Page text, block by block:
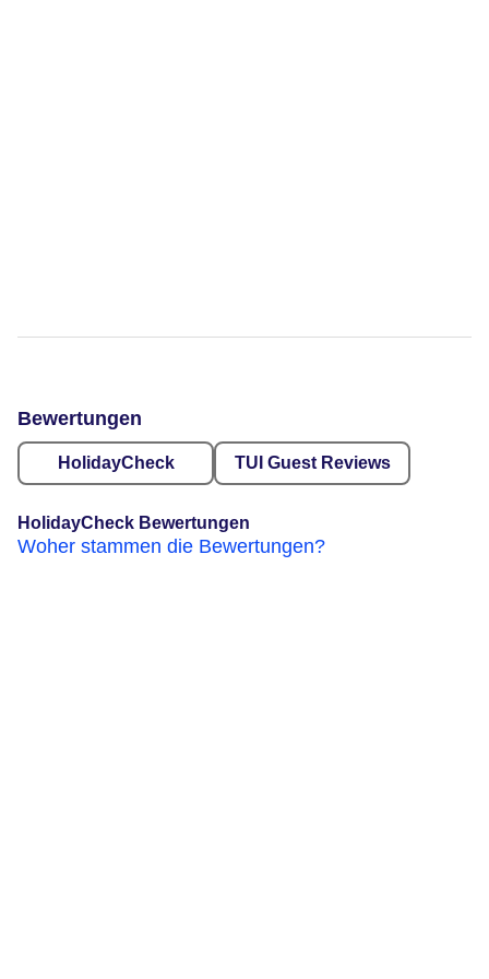
Bewertungen
HolidayCheck TUI Guest Reviews
HolidayCheck Bewertungen
Woher stammen die Bewertungen?